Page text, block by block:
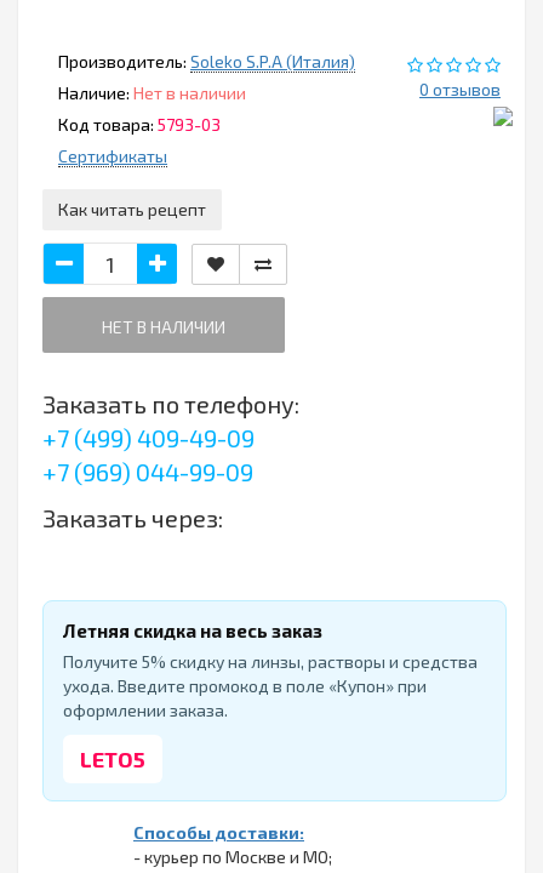
0 отзывов
Производитель: Soleko S.P.A (Италия)
Наличие: Нет в наличии
Код товара: 5793-03
Сертификаты
Как читать рецепт
НЕТ В НАЛИЧИИ
Заказать по телефону:
+7 (499) 409-49-09
+7 (969) 044-99-09
Заказать через:
Летняя скидка на весь заказ
Получите 5% скидку на линзы, растворы и средства
ухода. Введите промокод в поле «Купон» при
оформлении заказа.
LETO5
Способы доставки:
- курьер по Москве и МО;